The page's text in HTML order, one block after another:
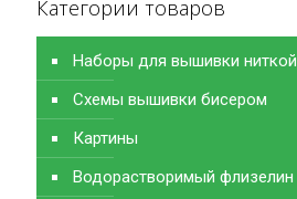
Категории товаров
Наборы для вышивки ниткой
Схемы вышивки бисером
Картины
Водорастворимый флизелин